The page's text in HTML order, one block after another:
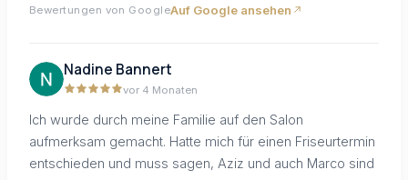
Bewertungen von GoogleAuf Google ansehen
Nadine Bannert
vor 4 Monaten
Ich wurde durch meine Familie auf den Salon
aufmerksam gemacht. Hatte mich für einen Friseurtermin
entschieden und muss sagen, Aziz und auch Marco sind